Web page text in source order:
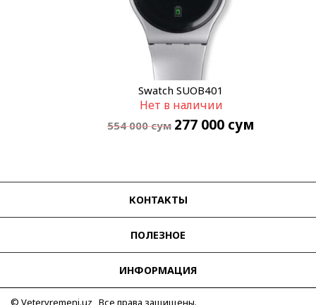
Swatch SUOB401
Нет в наличии
554 000сум 277 000 сум
КОНТАКТЫ
ПОЛЕЗНОЕ
ИНФОРМАЦИЯ
© Vetervremeni.uz Все права защищены.